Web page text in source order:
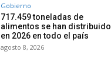
Gobierno
717.459 toneladas de
alimentos se han distribuido
en 2026 en todo el país
agosto 8, 2026